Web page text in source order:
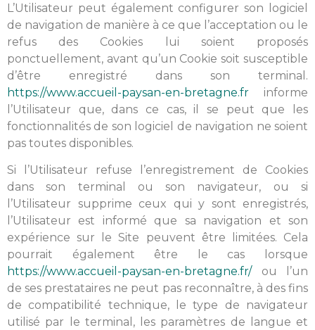
L’Utilisateur peut également configurer son logiciel
de navigation de manière à ce que l’acceptation ou le
refus des Cookies lui soient proposés
ponctuellement, avant qu’un Cookie soit susceptible
d’être enregistré dans son terminal.
https://www.accueil-paysan-en-bretagne.fr informe
l’Utilisateur que, dans ce cas, il se peut que les
fonctionnalités de son logiciel de navigation ne soient
pas toutes disponibles.
Si l’Utilisateur refuse l’enregistrement de Cookies
dans son terminal ou son navigateur, ou si
l’Utilisateur supprime ceux qui y sont enregistrés,
l’Utilisateur est informé que sa navigation et son
expérience sur le Site peuvent être limitées. Cela
pourrait également être le cas lorsque
https://www.accueil-paysan-en-bretagne.fr/ou l’un
de ses prestataires ne peut pas reconnaître, à des fins
de compatibilité technique, le type de navigateur
utilisé par le terminal, les paramètres de langue et